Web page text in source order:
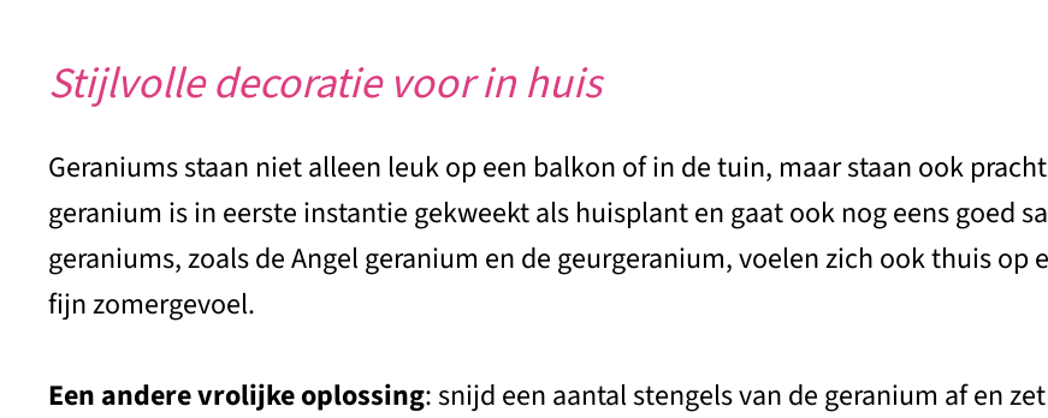
Stijlvolle decoratie voor in huis
Geraniums staan niet alleen leuk op een balkon of in de tuin, maar staan ook
geranium is in eerste instantie gekweekt als huisplant en gaat ook nog eens goed
geraniums, zoals de Angel geranium en de geurgeranium, voelen zich ook thuis op
fijn zomergevoel.
Een andere vrolijke oplossing: snijd een aantal stengels van de geranium af en